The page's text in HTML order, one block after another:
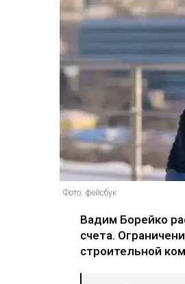
Фото: фейсбук
Вадим Борейко
счета.
строительной